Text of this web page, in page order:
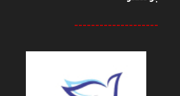
--------------------